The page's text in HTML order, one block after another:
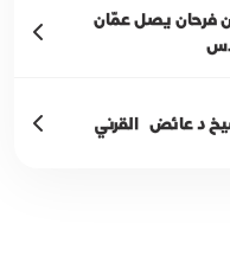
فرحان يصل عمّان
د عائض القرني